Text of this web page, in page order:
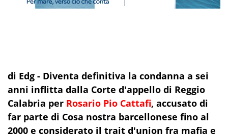
di Edg - Diventa definitiva la condanna a sei
anni inflitta dalla Corte d'appello di Reggio
Calabria per Rosario Pio Cattafi, accusato di
far parte di Cosa nostra barcellonese fino al
2000 e considerato il trait d'union fra mafia e